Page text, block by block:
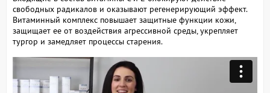
свободных радикалов и оказывают регенерирующий эффект.
Витаминный комплекс повышает защитные функции кожи,
защищает ее от воздействия агрессивной среды, укрепляет
тургор и замедляет процессы старения.